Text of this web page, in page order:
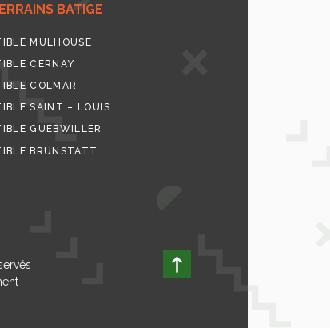
BATIGE
MULHOUSE
CERNAY
COLMAR
SAINT – LOUIS
GUEBWILLER
BRUNSTATT